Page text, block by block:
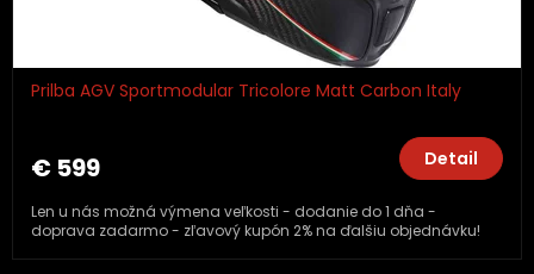
Prilba AGV Sportmodular Tricolore Matt Carbon Italy
€ 599 Detail
Len u nás možná výmena veľkosti - dodanie do 1 dňa -
doprava zadarmo - zľavový kupón 2% na ďalšiu objednávku!